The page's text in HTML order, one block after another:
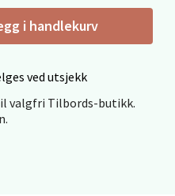
i handlekurv
ved utsjekk
valgfri Tilbords-butikk.
Velg